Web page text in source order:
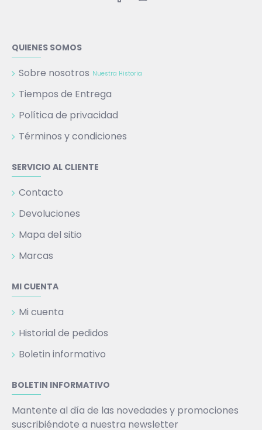
QUIENES SOMOS
Sobre nosotros Nuestra Historia
Tiempos de Entrega
Política de privacidad
Términos y condiciones
SERVICIO AL CLIENTE
Contacto
Devoluciones
Mapa del sitio
Marcas
MI CUENTA
Mi cuenta
Historial de pedidos
Boletin informativo
BOLETIN INFORMATIVO
Mantente al día de las novedades y promociones
suscribiéndote a nuestra newsletter